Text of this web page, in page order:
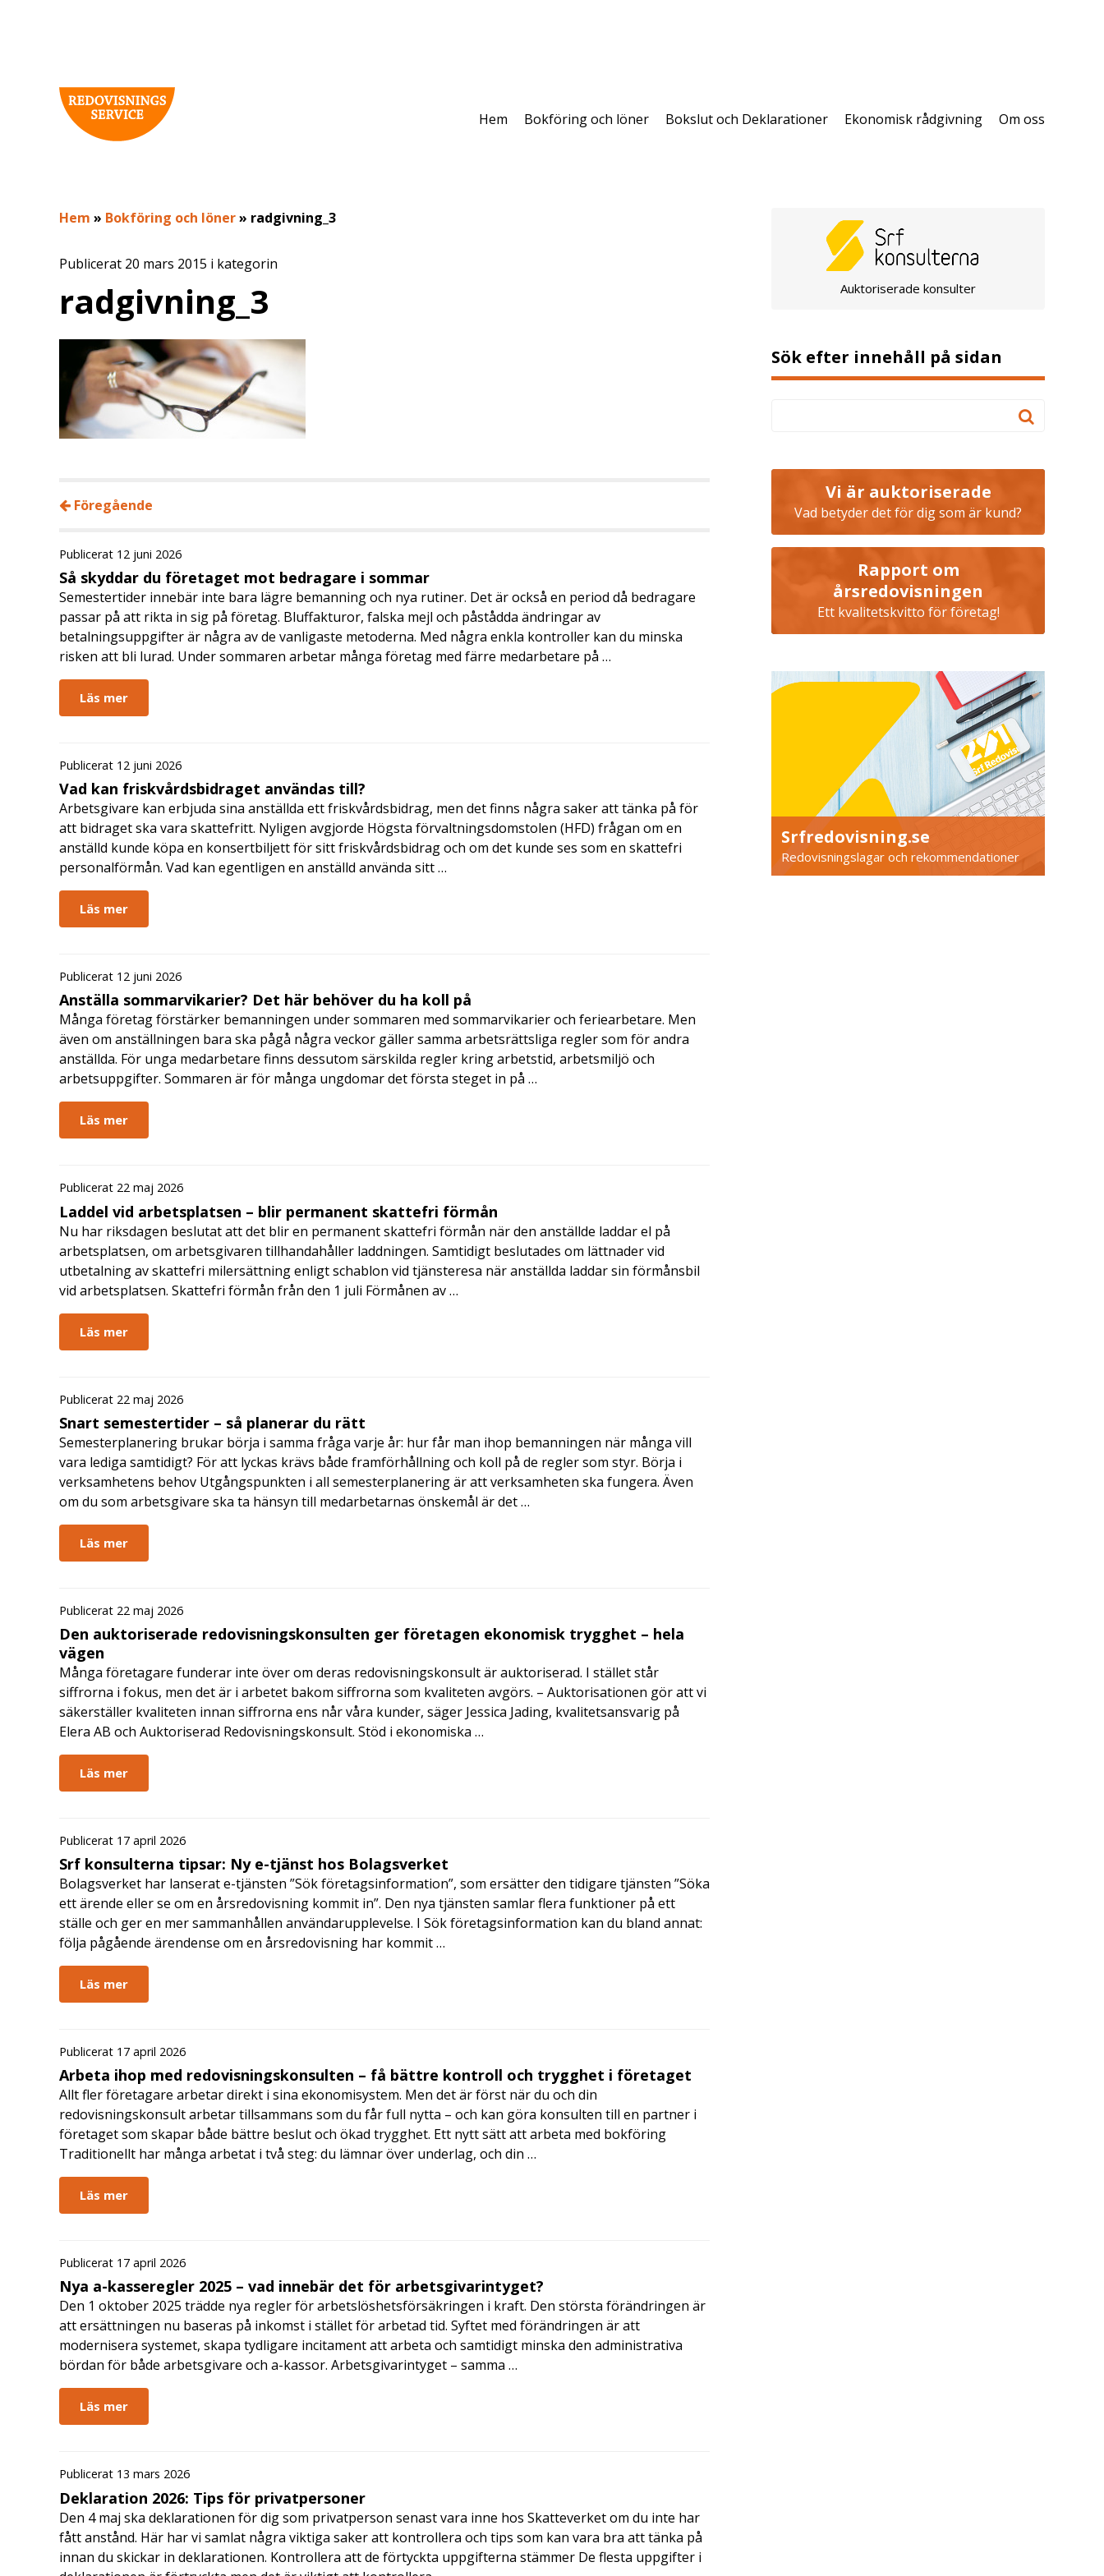
Hem Bokföring och löner Bokslut och Deklarationer Ekonomisk rådgivning Om oss
Hem » Bokföring och löner» radgivning_3
Publicerat 20 mars 2015 i kategorin
radgivning_3
Föregående
Publicerat 12 juni 2026
Så skyddar du företaget mot bedragare i sommar
Semestertider innebär inte bara lägre bemanning och nya rutiner. Det är också en period då bedragare
passar på att rikta in sig på företag. Bluffakturor, falska mejl och påstådda ändringar av
betalningsuppgifter är några av de vanligaste metoderna. Med några enkla kontroller kan du minska
risken att bli lurad. Under sommaren arbetar många företag med färre medarbetare på …
Läs mer
Publicerat 12 juni 2026
Vad kan friskvårdsbidraget användas till?
Arbetsgivare kan erbjuda sina anställda ett friskvårdsbidrag, men det finns några saker att tänka på för
att bidraget ska vara skattefritt. Nyligen avgjorde Högsta förvaltningsdomstolen (HFD) frågan om en
anställd kunde köpa en konsertbiljett för sitt friskvårdsbidrag och om det kunde ses som en skattefri
personalförmån. Vad kan egentligen en anställd använda sitt …
Läs mer
Publicerat 12 juni 2026
Anställa sommarvikarier? Det här behöver du ha koll på
Många företag förstärker bemanningen under sommaren med sommarvikarier och feriearbetare. Men
även om anställningen bara ska pågå några veckor gäller samma arbetsrättsliga regler som för andra
anställda. För unga medarbetare finns dessutom särskilda regler kring arbetstid, arbetsmiljö och
arbetsuppgifter. Sommaren är för många ungdomar det första steget in på …
Läs mer
Publicerat 22 maj 2026
Laddel vid arbetsplatsen – blir permanent skattefri förmån
Nu har riksdagen beslutat att det blir en permanent skattefri förmån när den anställde laddar el på
arbetsplatsen, om arbetsgivaren tillhandahåller laddningen. Samtidigt beslutades om lättnader vid
utbetalning av skattefri milersättning enligt schablon vid tjänsteresa när anställda laddar sin förmånsbil
vid arbetsplatsen. Skattefri förmån från den 1 juli Förmånen av …
Läs mer
Publicerat 22 maj 2026
Snart semestertider – så planerar du rätt
Semesterplanering brukar börja i samma fråga varje år: hur får man ihop bemanningen när många vill
vara lediga samtidigt? För att lyckas krävs både framförhållning och koll på de regler som styr. Börja i
verksamhetens behov Utgångspunkten i all semesterplanering är att verksamheten ska fungera. Även
om du som arbetsgivare ska ta hänsyn till medarbetarnas önskemål är det …
Läs mer
Publicerat 22 maj 2026
Den auktoriserade redovisningskonsulten ger företagen ekonomisk trygghet – hela
vägen
Många företagare funderar inte över om deras redovisningskonsult är auktoriserad. I stället står
siffrorna i fokus, men det är i arbetet bakom siffrorna som kvaliteten avgörs. – Auktorisationen gör att vi
säkerställer kvaliteten innan siffrorna ens når våra kunder, säger Jessica Jading, kvalitetsansvarig på
Elera AB och Auktoriserad Redovisningskonsult. Stöd i ekonomiska …
Läs mer
Publicerat 17 april 2026
Srf konsulterna tipsar: Ny e-tjänst hos Bolagsverket
Bolagsverket har lanserat e-tjänsten ”Sök företagsinformation”, som ersätter den tidigare tjänsten ”Söka
ett ärende eller se om en årsredovisning kommit in”. Den nya tjänsten samlar flera funktioner på ett
ställe och ger en mer sammanhållen användarupplevelse. I Sök företagsinformation kan du bland annat:
följa pågående ärendense om en årsredovisning har kommit …
Läs mer
Publicerat 17 april 2026
Arbeta ihop med redovisningskonsulten – få bättre kontroll och trygghet i företaget
Allt fler företagare arbetar direkt i sina ekonomisystem. Men det är först när du och din
redovisningskonsult arbetar tillsammans som du får full nytta – och kan göra konsulten till en partner i
företaget som skapar både bättre beslut och ökad trygghet. Ett nytt sätt att arbeta med bokföring
Traditionellt har många arbetat i två steg: du lämnar över underlag, och din …
Läs mer
Publicerat 17 april 2026
Nya a-kasseregler 2025 – vad innebär det för arbetsgivarintyget?
Den 1 oktober 2025 trädde nya regler för arbetslöshetsförsäkringen i kraft. Den största förändringen är
att ersättningen nu baseras på inkomst i stället för arbetad tid. Syftet med förändringen är att
modernisera systemet, skapa tydligare incitament att arbeta och samtidigt minska den administrativa
bördan för både arbetsgivare och a-kassor. Arbetsgivarintyget – samma …
Läs mer
Publicerat 13 mars 2026
Deklaration 2026: Tips för privatpersoner
Den 4 maj ska deklarationen för dig som privatperson senast vara inne hos Skatteverket om du inte har
fått anstånd. Här har vi samlat några viktiga saker att kontrollera och tips som kan vara bra att tänka på
innan du skickar in deklarationen. Kontrollera att de förtyckta uppgifterna stämmer De flesta uppgifter i
Auktoriserade konsulter
Sök efter innehåll på sidan
Vi är auktoriserade
Vad betyder det för dig som är kund?
Rapport om
årsredovisningen
Ett kvalitetskvitto för företag!
Srfredovisning.se
Redovisningslagar och rekommendationer